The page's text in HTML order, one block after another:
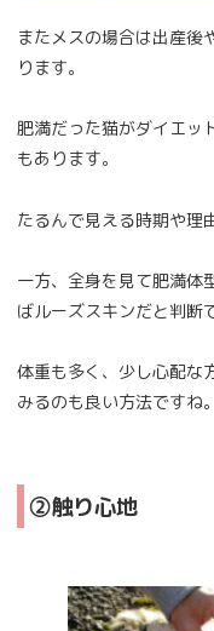
またメスの場合は出産後
ります。
肥満だった猫がダイエッ
もあります。
たるんで見える時期や理
一方、全身を見て肥満体
ばルーズスキンだと判断
体重も多く、少し心配な
みるのも良い方法ですね。
②触り心地